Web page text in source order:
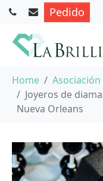
Pedido
Home Asociación
Joyeros de
Nueva Orleans